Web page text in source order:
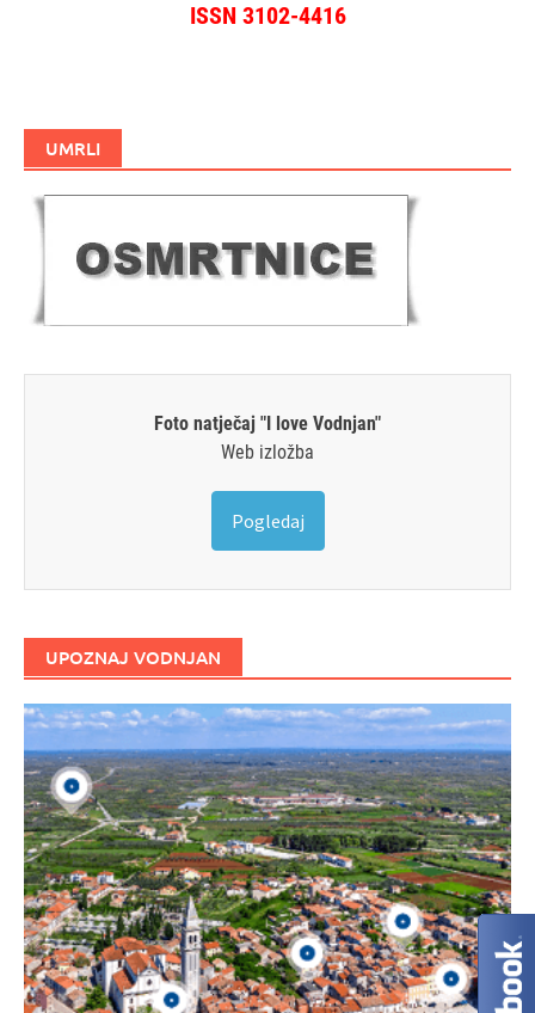
ISSN 3102-4416
UMRLI
Foto natječaj "I love Vodnjan"
Web izložba
Pogledaj
UPOZNAJ VODNJAN